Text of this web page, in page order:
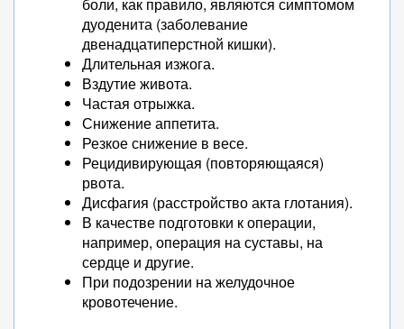
дуоденита (заболевание
двенадцатиперстной кишки).
Длительная изжога.
Вздутие живота.
Частая отрыжка.
Снижение аппетита.
Резкое снижение в весе.
Рецидивирующая (повторяющаяся)
рвота.
Дисфагия (расстройство акта глотания).
В качестве подготовки к операции,
например, операция на суставы, на
сердце и другие.
При подозрении на желудочное
кровотечение.